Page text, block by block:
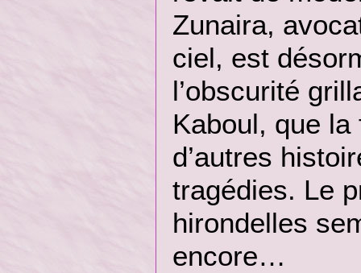
Zunaira,
ciel, est
l’obscurité
Kaboul, que la
d’autres
tragédies. Le
hirondelles
encore…